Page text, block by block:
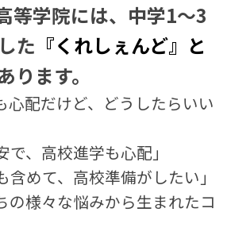
等学院には、中学1～3
た 『くれしぇんど』と
ります。
心配だけど、どうしたらいい
で、高校進学も心配」
含めて、高校準備がしたい」
の様々な悩みから生まれたコ